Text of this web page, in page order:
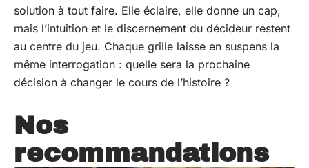
solution à tout faire. Elle éclaire, elle donne un cap,
mais l’intuition et le discernement du décideur restent
au centre du jeu. Chaque grille laisse en suspens la
même interrogation : quelle sera la prochaine
décision à changer le cours de l’histoire ?
Nos
recommandations